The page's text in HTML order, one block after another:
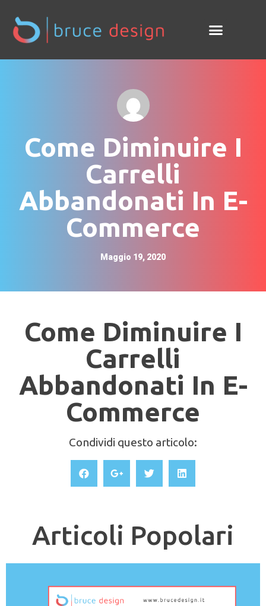
Come Diminuire I
Carrelli
Abbandonati In E-
Commerce
Maggio 19, 2020
Come Diminuire I
Carrelli
Abbandonati In E-
Commerce
Condividi questo articolo:
Articoli Popolari